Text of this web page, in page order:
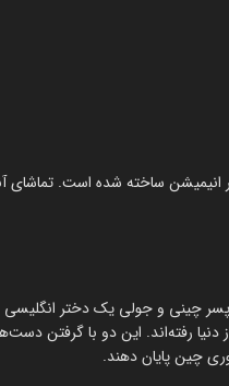
پسر چینی و جولی یک دختر
دنیا رفته‌اند. این دو با گرفتن
چین پایان دهند.